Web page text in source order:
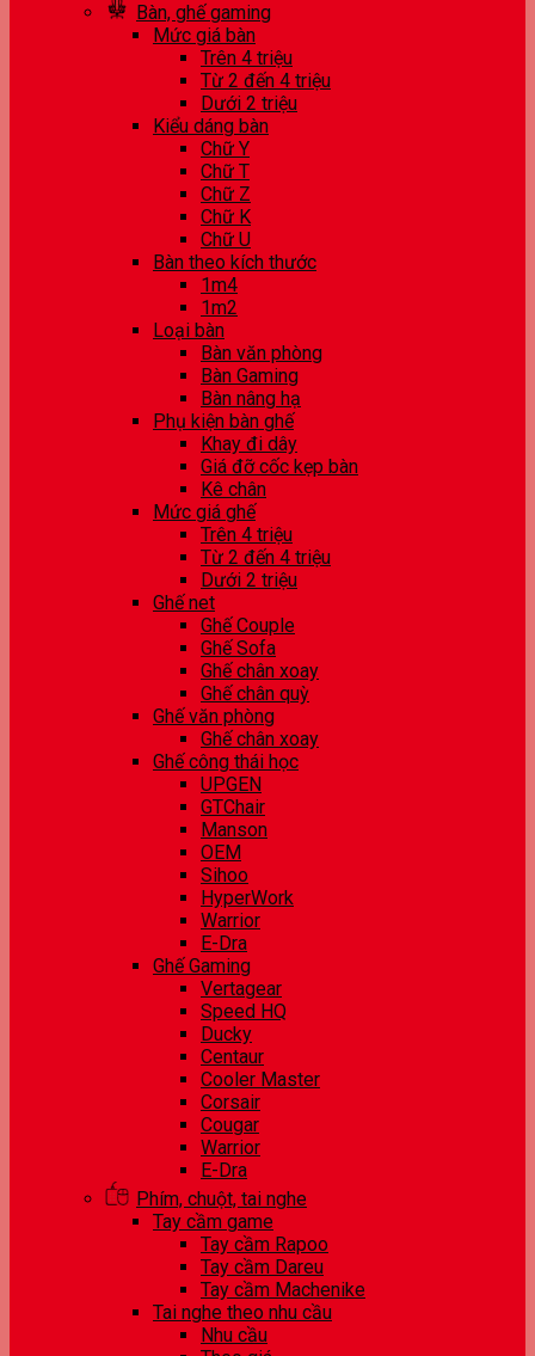
Bàn, ghế gaming
Mức giá bàn
Trên 4 triệu
Từ 2 đến 4 triệu
Dưới 2 triệu
Kiểu dáng bàn
Chữ Y
Chữ T
Chữ Z
Chữ K
Chữ U
Bàn theo kích thước
1m4
1m2
Loại bàn
Bàn văn phòng
Bàn Gaming
Bàn nâng hạ
Phụ kiện bàn ghế
Khay đi dây
Giá đỡ cốc kẹp bàn
Kê chân
Mức giá ghế
Trên 4 triệu
Từ 2 đến 4 triệu
Dưới 2 triệu
Ghế net
Ghế Couple
Ghế Sofa
Ghế chân xoay
Ghế chân quỳ
Ghế văn phòng
Ghế chân xoay
Ghế công thái học
UPGEN
GTChair
Manson
OEM
Sihoo
HyperWork
Warrior
E-Dra
Ghế Gaming
Vertagear
Speed HQ
Ducky
Centaur
Cooler Master
Corsair
Cougar
Warrior
E-Dra
Phím, chuột, tai nghe
Tay cầm game
Tay cầm Rapoo
Tay cầm Dareu
Tay cầm Machenike
Tai nghe theo nhu cầu
Nhu cầu